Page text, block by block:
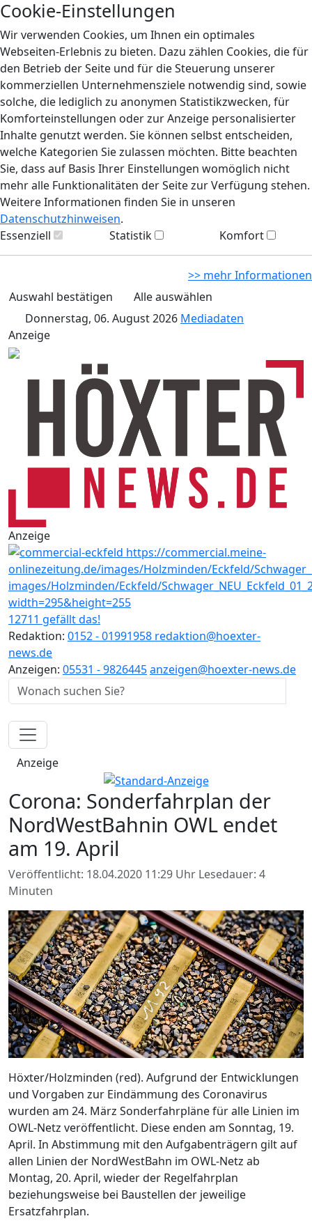
Cookie-Einstellungen
Wir verwenden Cookies, um Ihnen ein optimales
Webseiten-Erlebnis zu bieten. Dazu zählen Cookies, die für
den Betrieb der Seite und für die Steuerung unserer
kommerziellen Unternehmensziele notwendig sind, sowie
solche, die lediglich zu anonymen Statistikzwecken, für
Komforteinstellungen oder zur Anzeige personalisierter
Inhalte genutzt werden. Sie können selbst entscheiden,
welche Kategorien Sie zulassen möchten. Bitte beachten
Sie, dass auf Basis Ihrer Einstellungen womöglich nicht
mehr alle Funktionalitäten der Seite zur Verfügung stehen.
Weitere Informationen finden Sie in unseren
Datenschutzhinweisen.
Essenziell
Statistik Komfort
>> mehr Informationen
Auswahl bestätigen
Alle auswählen
Donnerstag, 06. August 2026 Mediadaten
Anzeige
Anzeige
12711 gefällt das!
Redaktion: 0152 - 01991958 redaktion@hoexter-
news.de
Anzeigen: 05531 - 9826445anzeigen@hoexter-news.de
Anzeige
Corona: Sonderfahrplan der
NordWestBahnin OWL endet
am 19. April
Veröffentlicht: 18.04.2020 11:29 Uhr Lesedauer: 4
Minuten
Höxter/Holzminden (red). Aufgrund der Entwicklungen
und Vorgaben zur Eindämmung des Coronavirus
wurden am 24. März Sonderfahrpläne für alle Linien im
OWL-Netz veröffentlicht. Diese enden am Sonntag, 19.
April. In Abstimmung mit den Aufgabenträgern gilt auf
allen Linien der NordWestBahn im OWL-Netz ab
Montag, 20. April, wieder der Regelfahrplan
beziehungsweise bei Baustellen der jeweilige
Ersatzfahrplan.